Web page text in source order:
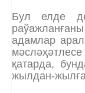
Бул елде
адамлар
қатарда,
жылдан-